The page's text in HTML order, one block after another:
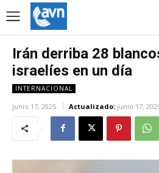
Irán derriba 28
israelíes en un día
INTERNACIONAL
junio 17, 2025 Actualizado: junio 17,